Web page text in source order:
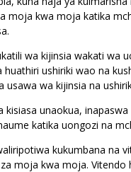
moja kwa moja katika
wa kijinsia wakati wa
ushiriki wao na
usawa wa kijinsia na
unaokua,
katika uongozi na
kukumbana na
moja kwa moja.